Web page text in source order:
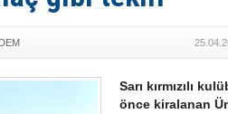
Sarı kırmızılı
önce kiralanan